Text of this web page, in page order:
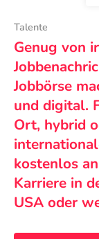
Talente
Genug von
Jobbörse
und digital.
Ort, hybrid
kostenlos
Karriere in
USA oder